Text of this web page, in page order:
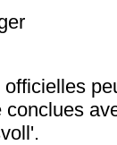
conclues